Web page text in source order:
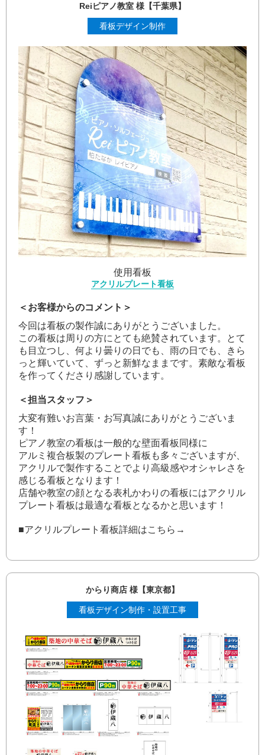
Reiピアノ教室 様【千葉県】
看板デザイン制作
使用看板
アクリルプレート看板
＜お客様からのコメント＞
今回は看板の製作誠にありがとうございました。
この看板は周りの方にとても絶賛されています。とて
も目立つし、何より曇りの日でも、雨の日でも、きら
っと輝いていて、ずっと新鮮なままです。素敵な看板
を作ってくださり感謝しています。
＜担当スタッフ＞
大変有難いお言葉・お写真誠にありがとうございま
す！
ピアノ教室の看板は一般的な壁面看板同様に
アルミ複合板製のプレート看板 も多々ございますが、
アクリルで製作することでより高級感やオシャレさを
感じる看板となります！
店舗や教室の顔となる表札かわりの看板にはアクリル
プレート看板は最適な看板となるかと思います！
■アクリルプレート看板詳細はこちら→
からり商店 様【東京都】
看板デザイン制作・設置工事